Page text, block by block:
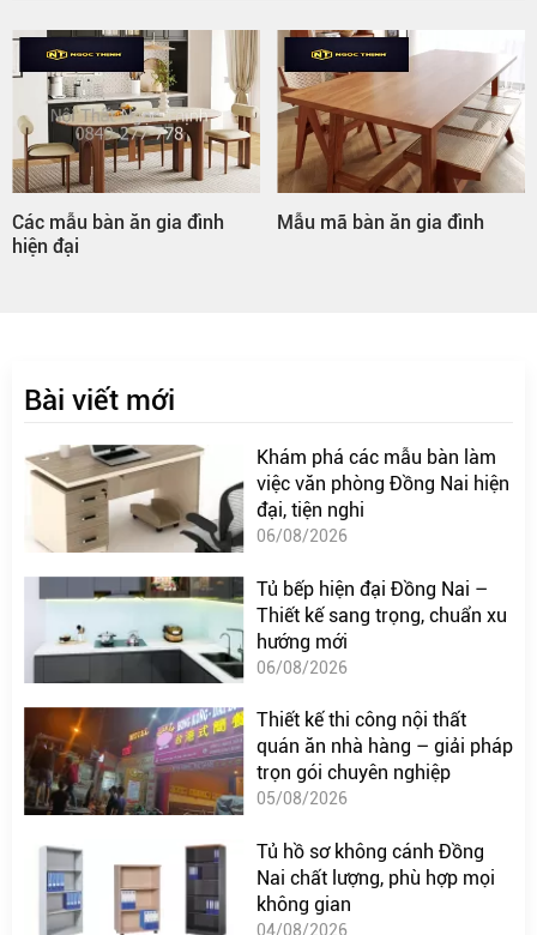
Các mẫu bàn ăn gia đình
hiện đại
Mẫu mã bàn ăn gia đình
Bài viết mới
Khám phá các mẫu bàn làm
việc văn phòng Đồng Nai hiện
đại, tiện nghi
06/08/2026
Tủ bếp hiện đại Đồng Nai –
Thiết kế sang trọng, chuẩn xu
hướng mới
06/08/2026
Thiết kế thi công nội thất
quán ăn nhà hàng – giải pháp
trọn gói chuyên nghiệp
05/08/2026
Tủ hồ sơ không cánh Đồng
Nai chất lượng, phù hợp mọi
không gian
04/08/2026